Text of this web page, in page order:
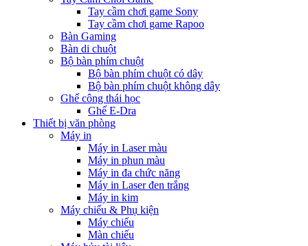
Tay cầm chơi game Sony
Tay cầm chơi game Rapoo
Bàn Gaming
Bàn di chuột
Bộ bàn phím chuột
Bộ bàn phím chuột có dây
Bộ bàn phím chuột không dây
Ghế công thái học
Ghế E-Dra
Thiết bị văn phòng
Máy in
Máy in Laser màu
Máy in phun màu
Máy in đa chức năng
Máy in Laser đen trắng
Máy in kim
Máy chiếu & Phụ kiện
Máy chiếu
Màn chiếu